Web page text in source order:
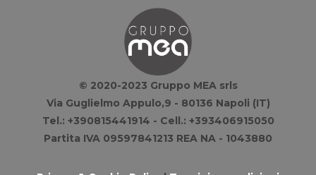
© 2020-2023 Gruppo MEA srls
Via Guglielmo Appulo,9 - 80136 Napoli (IT)
Tel.: +390815441914 - Cell.: +393406915050
Partita IVA 09597841213 REA NA - 1043880